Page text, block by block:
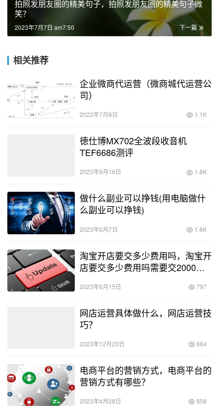
拍照发朋友圈的精美句子，拍照发朋友圈的精美句子微
笑？
下一篇
2023年7月7日 am7:50
相关推荐
企业微商代运营（微商城代运营公
司）
2022年7月8日 1.1K
徳仕博MX702全波段收音机
TEF6686测评
2023年9月16日 1.8K
做什么副业可以挣钱(用电脑做什
么副业可以挣钱)
2023年6月7日 1.6K
淘宝开店要交多少费用吗，淘宝开
店要交多少费用吗需要交2000违
2023年6月15日 797
网店运营具体做什么，网店运营技
巧？
2023年12月23日 664
电商平台的营销方式，电商平台的
营销方式有哪些？
2023年4月28日 858